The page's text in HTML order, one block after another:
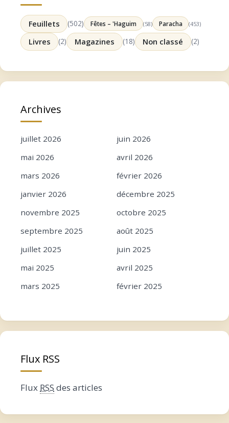
Feuillets (502) Fêtes – 'Haguim (58) Paracha (453)
Livres (2) Magazines (18) Non classé (2)
Archives
juillet 2026
juin 2026
mai 2026
avril 2026
mars 2026
février 2026
janvier 2026
décembre 2025
novembre 2025
octobre 2025
septembre 2025
août 2025
juillet 2025
juin 2025
mai 2025
avril 2025
mars 2025
février 2025
novembre 2024
octobre 2024
juillet 2024
mars 2024
janvier 2024
décembre 2023
Flux RSS
Flux RSS des articles